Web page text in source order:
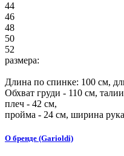
44
46
48
50
52
размера:
Длина по спинке: 100 см,
Обхват груди - 110 см,
плеч - 42 см,
пройма - 24 см, ширина
О бренде (Garioldi)